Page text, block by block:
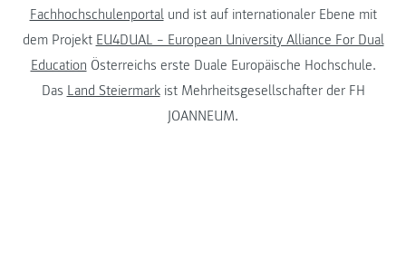
Fachhochschulenportalund ist auf internationaler Ebene mit
dem Projekt EU4DUAL – European University Alliance For Dual
Education Österreichs erste Duale Europäische Hochschule.
Das Land Steiermarkist Mehrheitsgesellschafter der FH
JOANNEUM.